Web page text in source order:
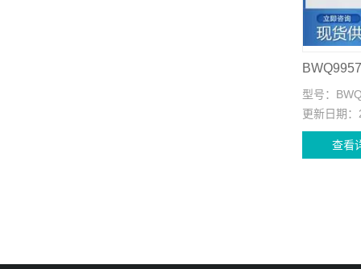
型号：
更新日期：
查看